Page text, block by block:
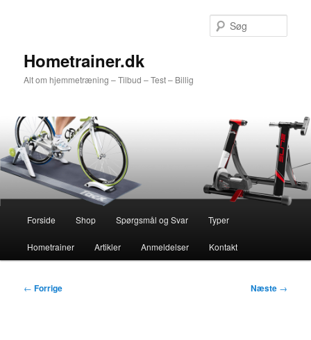
Hometrainer.dk
Alt om hjemmetræning – Tilbud – Test – Billig
Forside Shop Spørgsmål og Svar Typer
Hometrainer Artikler Anmeldelser Kontakt
Indlægsnavigation
← Forrige Næste →